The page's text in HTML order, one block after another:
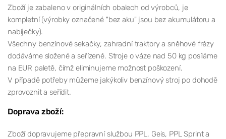
Zboží je zabaleno v originálních obalech od výrobců, je
kompletní (výrobky označené "bez aku" jsou bez akumulátoru a
nabíječky).
Všechny benzínové sekačky, zahradní traktory a sněhové frézy
dodáváme složené a seřízené. Stroje o váze nad 50 kg posíláme
na EUR paletě, čímž eliminujeme možnost poškození.
V případě potřeby můžeme jakýkoliv benzínový stroj po dohodě
zprovoznit a seřídit.
Doprava zboží:
Zboží dopravujeme přepravní službou PPL, Geis, PPL Sprint a